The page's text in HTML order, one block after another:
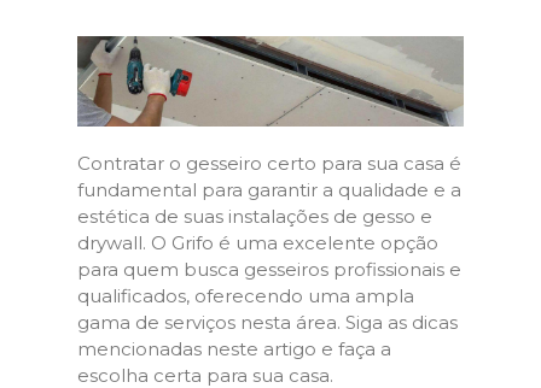
Contratar o gesseiro certo para sua casa é
fundamental para garantir a qualidade e a
estética de suas instalações de gesso e
drywall. O Grifo é uma excelente opção
para quem busca gesseiros profissionais e
qualificados, oferecendo uma ampla
gama de serviços nesta área. Siga as dicas
mencionadas neste artigo e faça a
escolha certa para sua casa.